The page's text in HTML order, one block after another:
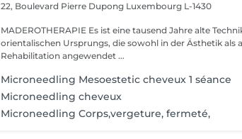
22, Boulevard Pierre Dupong Luxembourg L-1430
MADEROTHERAPIE Es ist eine tausend Jahre alte Technik
orientalischen Ursprungs, die sowohl in der Ästhetik als
Rehabilitation angewendet ...
Microneedling Mesoestetic cheveux 1 séance
Microneedling cheveux
Microneedling Corps,vergeture, fermeté,